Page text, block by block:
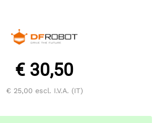
€ 30,50
€ 25,00 escl. I.V.A. (IT)